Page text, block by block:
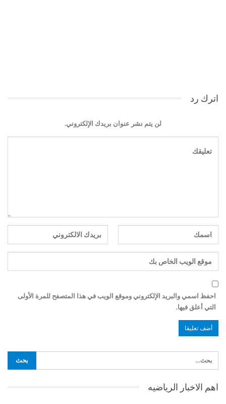
اترك رد
لن يتم نشر عنوان بريدك الإلكتروني.
احفظ اسمي والبريد الإلكتروني وموقع الويب في هذا المتصفح للمرة الأولى
التي أعلق فيها.
اهم الاخبار الرياضيه